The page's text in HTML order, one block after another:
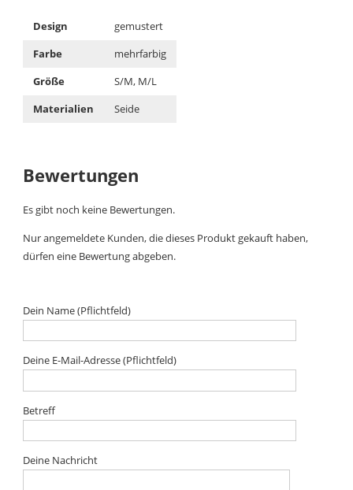
Design
gemustert
Farbe
mehrfarbig
Größe
S/M, M/L
Materialien
Seide
Bewertungen
Es gibt noch keine Bewertungen.
Nur angemeldete Kunden, die dieses Produkt gekauft haben,
dürfen eine Bewertung abgeben.
Dein Name (Pflichtfeld)
Deine E-Mail-Adresse (Pflichtfeld)
Betreff
Deine Nachricht